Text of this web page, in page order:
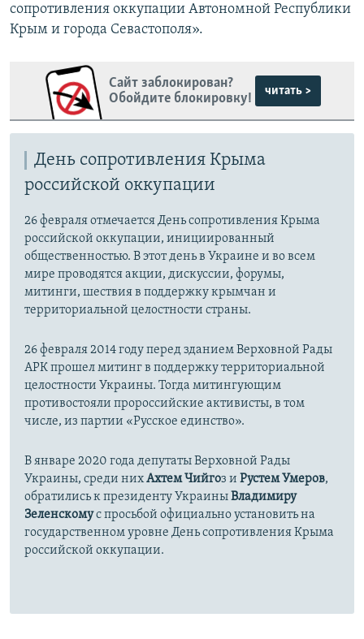
сопротивления оккупации Автономной Республики
Крым и города Севастополя».
Сайт заблокирован?
Обойдите блокировку!
читать >
День сопротивления Крыма
российской оккупации
26 февраля отмечается День сопротивления Крыма
российской оккупации, инициированный
общественностью. В этот день в Украине и во всем
мире проводятся акции, дискуссии, форумы,
митинги, шествия в поддержку крымчан и
территориальной целостности страны.
26 февраля 2014 году перед зданием Верховной Рады
АРК прошел митинг в поддержку территориальной
целостности Украины. Тогда митингующим
противостояли пророссийские активисты, в том
числе, из партии «Русское единство».
В январе 2020 года депутаты Верховной Рады
Украины, среди нихАхтем Чийгоз и Рустем Умеров,
обратились к президенту УкраиныВладимиру
Зеленскомус просьбой официально установить на
государственном уровне День сопротивления Крыма
российской оккупации.